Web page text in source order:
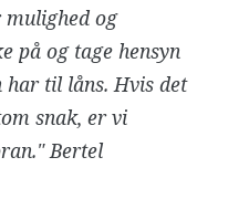
og
på og tage hensyn
har til låns. Hvis det
snak, er vi
Bertel